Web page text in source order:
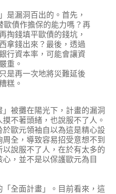
是漏洞百出的。首先，
歐債作擔保的能力嗎？再
掏錢填平歐債的錢坑，
拿錢出來？最後，透過
行資本率，可能會讓資
重。
是再一次地將災難延後
糕。
被攤在陽光下，計畫的漏洞
不著頭緒，也說服不了人。
歐元領袖自以為這是精心設
全，導致容易招受意想不到
說服不了人，在於有太多的
，並不是以保護歐元為目
全面計畫」。目前看來，這